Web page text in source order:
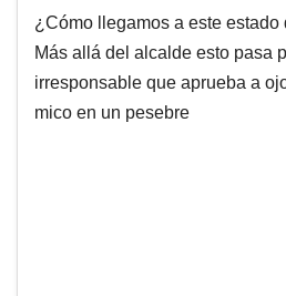
¿Cómo llegamos a este
Más allá del alcalde esto pasa
irresponsable que aprueba a
mico en un pesebre